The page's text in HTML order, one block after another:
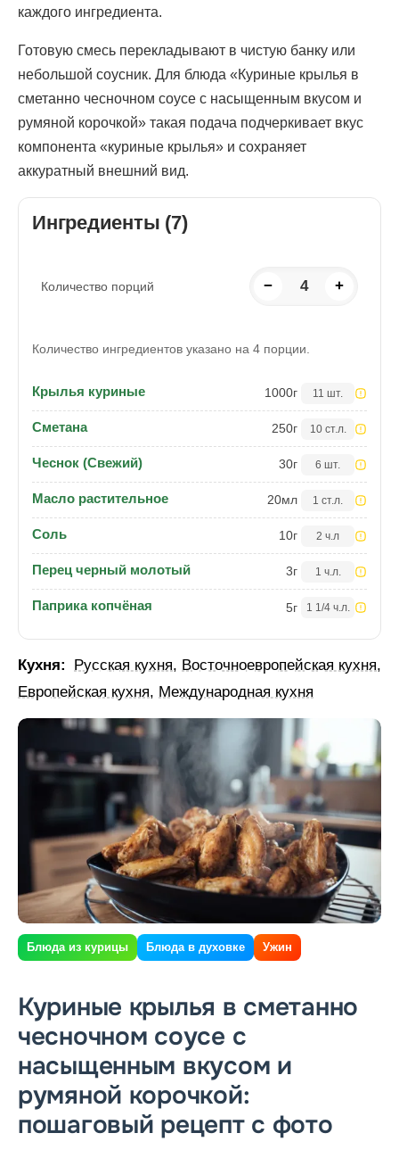
каждого ингредиента.
Готовую смесь перекладывают в чистую банку или
небольшой соусник. Для блюда «Куриные крылья в
сметанно чесночном соусе с насыщенным вкусом и
румяной корочкой» такая подача подчеркивает вкус
компонента «куриные крылья» и сохраняет
аккуратный внешний вид.
Ингредиенты (7)
Количество порций − 4 +
Количество ингредиентов указано на 4 порции.
Крылья куриные 1000г 11 шт.
Сметана 250г 10 ст.л.
Чеснок (Свежий) 30г 6 шт.
Масло растительное 20мл 1 ст.л.
Соль 10г 2 ч.л
Перец черный молотый 3г 1 ч.л.
Паприка копчёная 5г 1 1/4 ч.л.
Кухня: Русская кухня, Восточноевропейская кухня,
Европейская кухня, Международная кухня
Блюда из курицы Блюда в духовке Ужин
Куриные крылья в сметанно
чесночном соусе с
насыщенным вкусом и
румяной корочкой:
пошаговый рецепт с фото